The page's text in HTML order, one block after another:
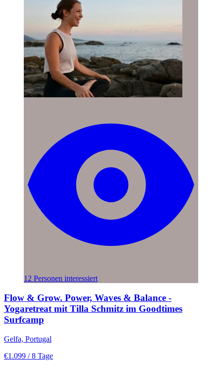
12 Personen interessiert
Flow & Grow. Power, Waves & Balance -
Yogaretreat mit Tilla Schmitz im Goodtimes
Surfcamp
Gelfa, Portugal
€1.099 / 8 Tage